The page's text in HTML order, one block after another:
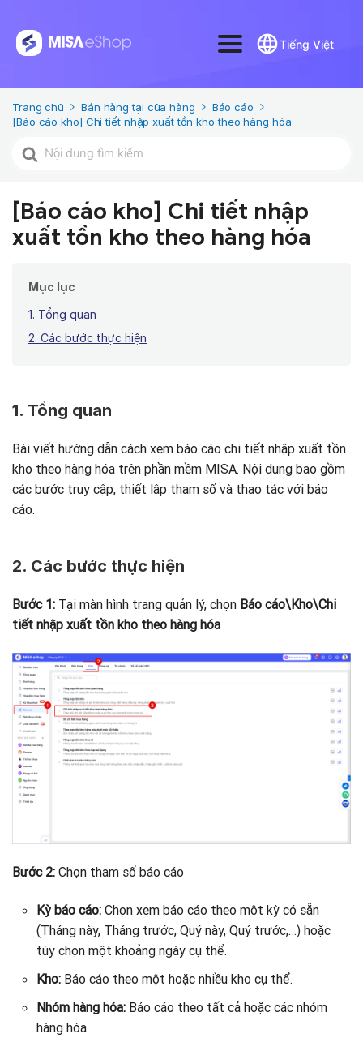
Tiếng Việt
Trang chủ Bán hàng tại cửa hàng
Báo cáo
[Báo cáo kho] Chi tiết nhập xuất tồn kho theo hàng hóa
Tìm
kiếm
[Báo cáo kho] Chi tiết nhập
xuất tồn kho theo hàng hóa
Mục lục
1. Tổng quan
2. Các bước thực hiện
1. Tổng quan
Bài viết hướng dẫn cách xem báo cáo chi tiết nhập xuất tồn
kho theo hàng hóa trên phần mềm MISA. Nội dung bao gồm
các bước truy cập, thiết lập tham số và thao tác với báo
cáo.
2. Các bước thực hiện
Bước 1: Tại màn hình trang quản lý, chọn Báo cáo\Kho\Chi
tiết nhập xuất tồn kho theo hàng hóa
Bước 2: Chọn tham số báo cáo
Kỳ báo cáo: Chọn xem báo cáo theo một kỳ có sẵn
(Tháng này, Tháng trước, Quý này, Quý trước,…) hoặc
tùy chọn một khoảng ngày cụ thể.
Kho: Báo cáo theo một hoặc nhiều kho cụ thể.
Nhóm hàng hóa: Báo cáo theo tất cả hoặc các nhóm
hàng hóa.